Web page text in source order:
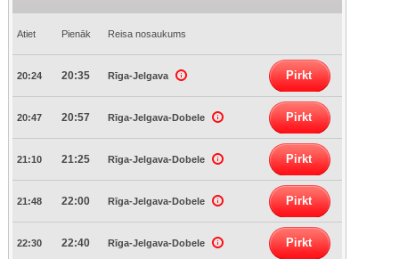
Atiet Pienāk Reisa nosaukums
20:24 20:35 Rīga-Jelgava Pirkt
20:47 20:57 Rīga-Jelgava-Dobele Pirkt
21:10 21:25 Rīga-Jelgava-Dobele Pirkt
21:48 22:00 Rīga-Jelgava-Dobele Pirkt
22:30 22:40 Rīga-Jelgava-Dobele Pirkt